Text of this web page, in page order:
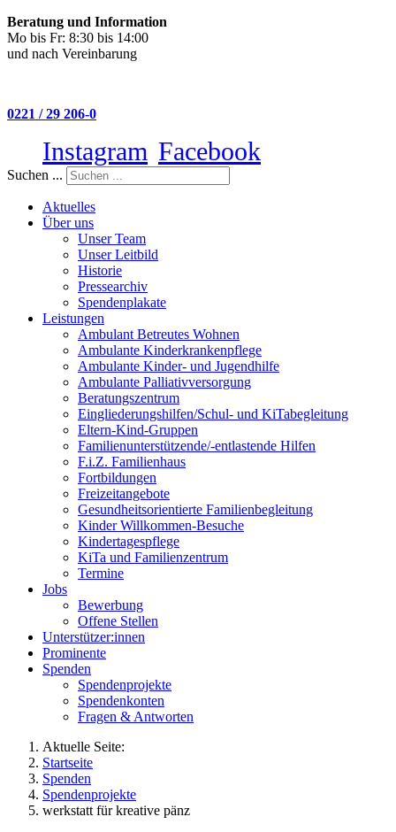
Beratung und Information
Mo bis Fr: 8:30 bis 14:00
und nach Vereinbarung
0221 / 29 206-0
Instagram Facebook
Suchen ...
Aktuelles
Über uns
Unser Team
Unser Leitbild
Historie
Pressearchiv
Spendenplakate
Leistungen
Ambulant Betreutes Wohnen
Ambulante Kinderkrankenpflege
Ambulante Kinder- und Jugendhilfe
Ambulante Palliativversorgung
Beratungszentrum
Eingliederungshilfen/Schul- und KiTabegleitung
Eltern-Kind-Gruppen
Familienunterstützende/-entlastende Hilfen
F.i.Z. Familienhaus
Fortbildungen
Freizeitangebote
Gesundheitsorientierte Familienbegleitung
Kinder Willkommen-Besuche
Kindertagespflege
KiTa und Familienzentrum
Termine
Jobs
Bewerbung
Offene Stellen
Unterstützer:innen
Prominente
Spenden
Spendenprojekte
Spendenkonten
Fragen & Antworten
Aktuelle Seite:
Startseite
Spenden
Spendenprojekte
werkstatt für kreative pänz